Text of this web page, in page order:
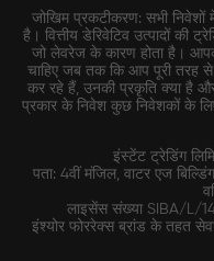
जोखिम प्रकटीकरण: सभी निवेशों
है। वित्तीय डेरिवेटिव उत्पादों की
जो लेवरेज के कारण होता है।
चाहिए जब तक कि आप पूरी तरह
कर रहे हैं, उनकी प्रकृति क्या है
प्रकार के निवेश कुछ निवेशकों के
इंस्टेंट ट्रेडिंग
पता: 4वीं मंजिल, वाटर एज
लाइसेंस संख्या SIBA/L/14/
इंश्योर फोररेक्स ब्रांड के तहत